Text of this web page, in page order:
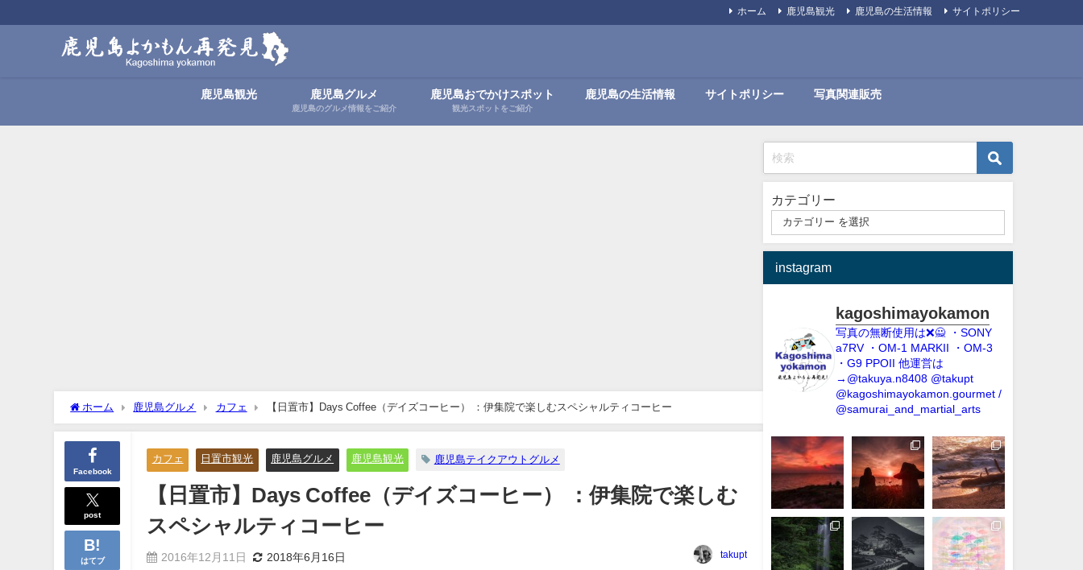
ホーム 鹿児島観光 鹿児島の生活情報 サイトポリシー
鹿児島観光 鹿児島グルメ
鹿児島のグルメ情報をご紹介
鹿児島おでかけスポット
観光スポットをご紹介
鹿児島の生活情報 サイトポリシー 写真関連販売
ホーム 鹿児島グルメ カフェ 【日置市】Days Coffee（デイズコーヒー） ：伊集院で楽しむスペシャルティコーヒー
Facebook
post
はてブ
カフェ 日置市観光 鹿児島グルメ 鹿児島観光 鹿児島テイクアウトグルメ
【日置市】Days Coffee（デイズコーヒー） ：伊集院で楽しむ
スペシャルティコーヒー
2016年12月11日 2018年6月16日 takupt
カテゴリー
instagram
kagoshimayokamon
写真の無断使用は❌️🙅・SONY
a7RV・OM-1 MARKII
・OM-3
・G9 PPOII
他運営は
→@takuya.n8408 @takupt
@kagoshimayokamon.gourmet /
@samurai_and_martial_arts